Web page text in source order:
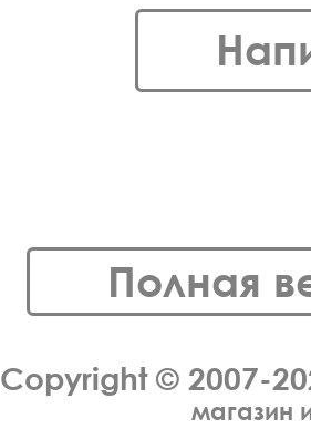
Полная
Copyright © 2007-
магазин